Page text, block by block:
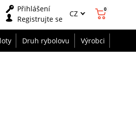
Přihlášení
Registrujte se
CZ 0
Druh rybolovu Výrobci